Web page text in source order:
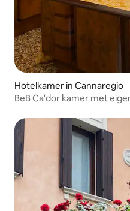
Hotelkamer in Cannaregio
BeB Ca'dor kamer met